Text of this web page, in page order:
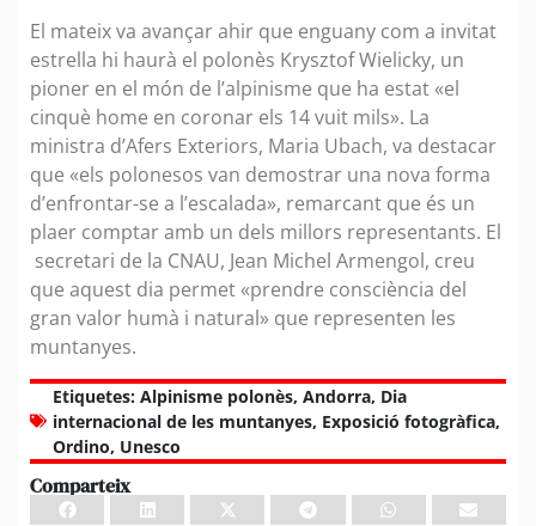
El mateix va avançar ahir que enguany com a invitat
estrella hi haurà el polonès Krysztof Wielicky, un
pioner en el món de l’alpinisme que ha estat «el
cinquè home en coronar els 14 vuit mils». La
ministra d’Afers Exteriors, Maria Ubach, va destacar
que «els polonesos van demostrar una nova forma
d’enfrontar-se a l’escalada», remarcant que és un
plaer comptar amb un dels millors representants. El
secretari de la CNAU, Jean Michel Armengol, creu
que aquest dia permet «prendre consciència del
gran valor humà i natural» que representen les
muntanyes.
Etiquetes: Alpinisme polonès, Andorra, Dia
internacional de les muntanyes, Exposició fotogràfica,
Ordino, Unesco
Comparteix